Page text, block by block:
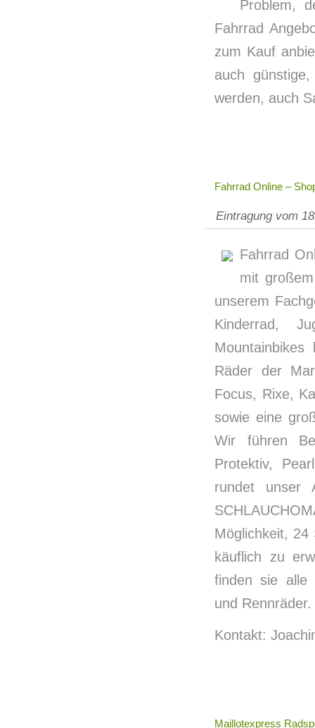
Problem,
Fahrrad
zum Kauf
auch
werden, auch
Fahrrad Online –
Eintragung vom
Fahrrad
mit
unserem
Kinderrad,
Räder der
Focus, Rixe,
sowie eine
Wir führen
Protektiv,
rundet unser
Möglichkeit, 24
käuflich zu
finden sie alle
und Rennräder.
Kontakt:
Maillotexpress